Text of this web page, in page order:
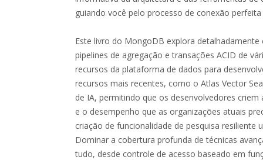
guiando você pelo processo de conexão
Este livro do MongoDB explora detalhadamente
pipelines de agregação e transações ACID de
recursos da plataforma de dados para
recursos mais recentes, como o Atlas Vector
de IA, permitindo que os desenvolvedores
e o desempenho que as organizações atuais
criação de funcionalidade de pesquisa resiliente
Dominar a cobertura profunda de técnicas
tudo, desde controle de acesso baseado em